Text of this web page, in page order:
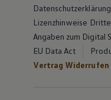
Lizenzhinweise
Angaben zum Digital
EU Data Act
Vertrag Widerrufen